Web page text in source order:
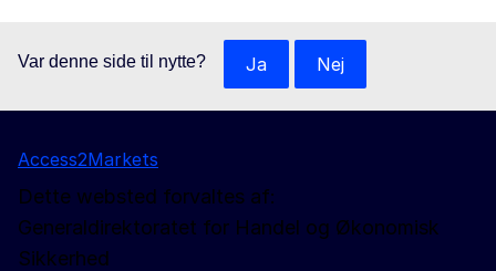
Var denne side til nytte? Ja Nej
Access2Markets
Dette websted forvaltes af:
Generaldirektoratet for Handel og Økonomisk
Sikkerhed